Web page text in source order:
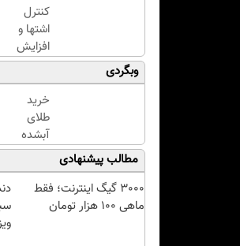
کنترل
اشتها و
افزایش
چربیسوزی
با این
نوشیدنی
گیاهی
وبگردی
خرید
طلای
آبشده
حتی با
۱۰۰هزارتومان
مطالب پیشنهادی
3000 گیگ اینترنت؛ فقط
ماهی 100 هزار تومان